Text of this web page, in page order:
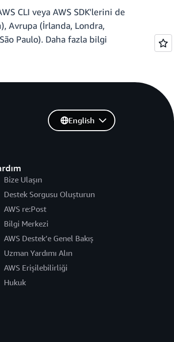
CLI veya AWS SDK'lerini de
Avrupa (İrlanda, Londra,
Paulo). Daha fazla bilgi
Bize Ulaşın
Destek Sorgusu Oluşturun
AWS re:Post
Bilgi Merkezi
AWS Destek’e Genel Bakış
Uzman Yardımı Alın
AWS Erişilebilirliği
Hukuk
English